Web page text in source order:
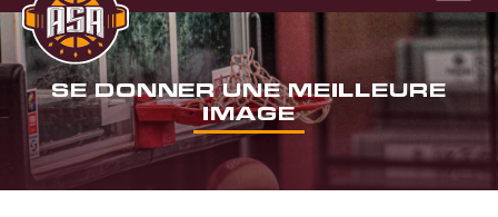
SE DONNER UNE MEILLEURE
IMAGE